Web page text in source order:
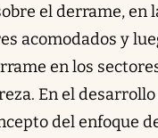
el derrame, en
acomodados y
en los
En el
del enfoque